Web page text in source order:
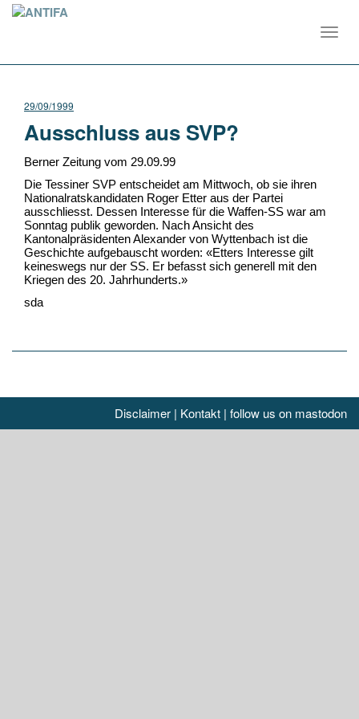
29/09/1999
Ausschluss aus SVP?
Berner Zeitung vom 29.09.99
Die Tessiner SVP entscheidet am Mittwoch, ob sie ihren
Nationalratskandidaten Roger Etter aus der Partei
ausschliesst. Dessen Interesse für die Waffen-SS war am
Sonntag publik geworden. Nach Ansicht des
Kantonalpräsidenten Alexander von Wyttenbach ist die
Geschichte aufgebauscht worden: «Etters Interesse gilt
keineswegs nur der SS. Er befasst sich generell mit den
Kriegen des 20. Jahrhunderts.»
sda
Disclaimer | Kontakt | follow us on mastodon